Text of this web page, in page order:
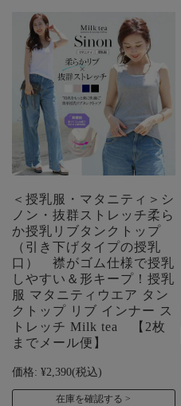
＜授乳服・マタニティ＞シ
ノン・抜群ストレッチ柔ら
か授乳リブタンクトップ
（引き下げタイプの授乳
口） 襟がゴム仕様で授乳
しやすい＆形キープ！授乳
服 マタニティウエア タン
クトップ リブ インナー ス
トレッチ Milk tea 【2枚
までメール便】
価格: ¥2,390(税込)
在庫を確認する